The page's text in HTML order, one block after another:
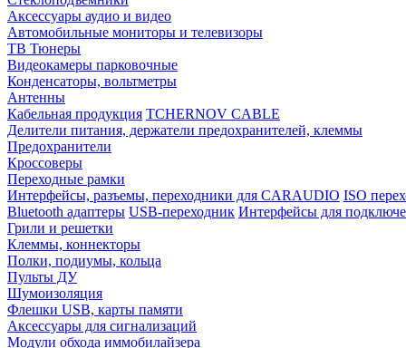
Аксессуары аудио и видео
Автомобильные мониторы и телевизоры
ТВ Тюнеры
Видеокамеры парковочные
Конденсаторы, вольтметры
Антенны
Кабельная продукция TCHERNOV CABLE
Делители питания, держатели предохранителей, клеммы
Предохранители
Кроссоверы
Переходные рамки
Интерфейсы, разъемы, переходники для CARAUDIO ISO
Bluetooth адаптеры USB-переходник Интерфейсы для
Грили и решетки
Клеммы, коннекторы
Полки, подиумы, кольца
Пульты ДУ
Шумоизоляция
Флешки USB, карты памяти
Аксессуары для сигнализаций
Модули обхода иммобилайзера